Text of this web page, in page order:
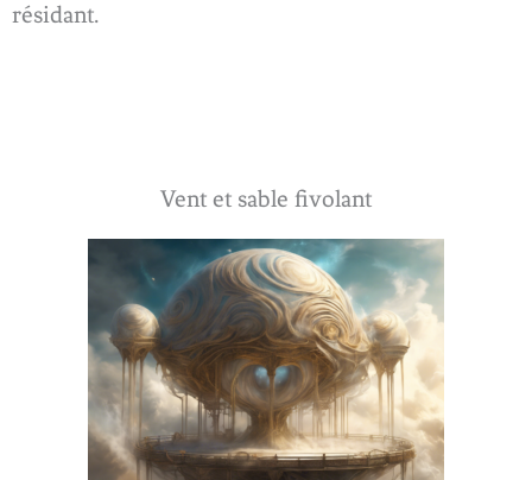
résidant.
Vent et sable fivolant